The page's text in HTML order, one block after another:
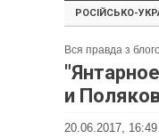
РОСІЙСЬКО-
Вся правда з
и
20.06.2017, 16:49